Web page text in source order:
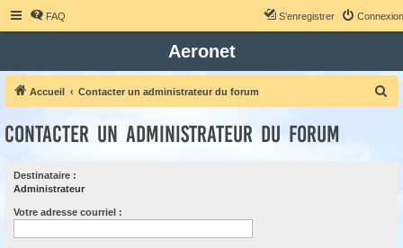
FAQ Connexion
S’enregistrer
Aeronet
Accueil Contacter un administrateur du forum
Contacter un administrateur du forum
Destinataire :
Administrateur
Votre adresse courriel :